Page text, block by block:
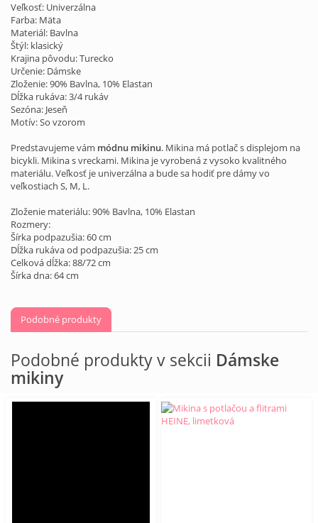
Veľkosť: Univerzálna
Farba: Mäta
Materiál: Bavlna
Štýl: klasický
Krajina pôvodu: Turecko
Určenie: Dámske
Zloženie: 90% Bavlna, 10% Elastan
Dĺžka rukáva: 3/4 rukáv
Sezóna: Jeseň
Motív: So vzorom
Predstavujeme vám módnu mikinu. Mikina má potlač s displejom na
bicykli. Mikina s vreckami. Mikina je vyrobená z vysoko kvalitného
materiálu. Veľkosť je univerzálna a bude sa hodiť pre dámy vo
veľkostiach S, M, L.
Zloženie materiálu: 90% Bavlna, 10% Elastan
Rozmery:
Šírka podpazušia: 60 cm
Dĺžka rukáva od podpazušia: 25 cm
Celková dĺžka: 88/72 cm
Šírka dna: 64 cm
Podobné produkty
Podobné produkty v sekcii Dámske
mikiny